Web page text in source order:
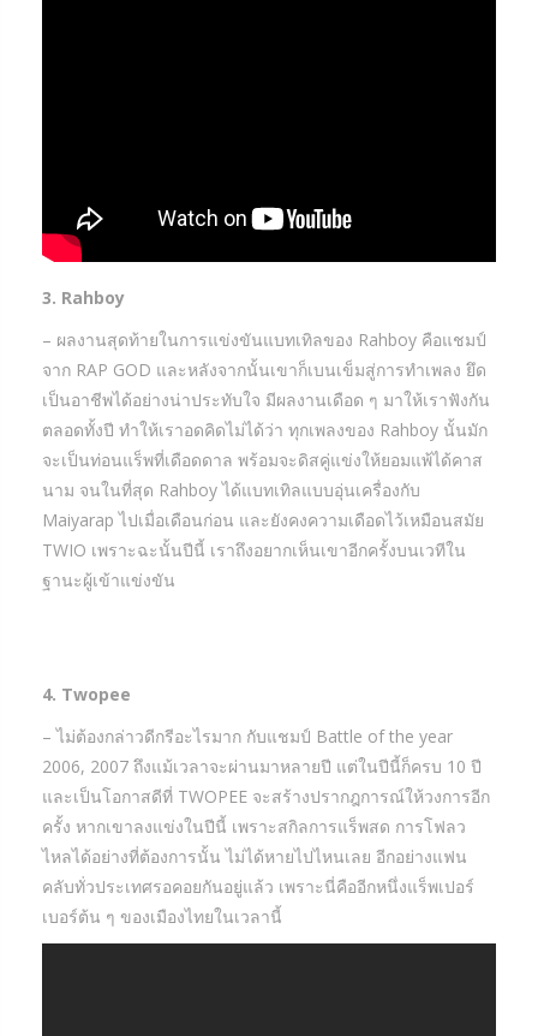
3. Rahboy
– ผลงานสุดท้ายในการแข่งขันแบทเทิลของ Rahboy คือแชมป์
จาก RAP GOD และหลังจากนั้นเขาก็เบนเข็มสู่การทำเพลง ยึด
เป็นอาชีพได้อย่างน่าประทับใจ มีผลงานเดือด ๆ มาให้เราฟังกัน
ตลอดทั้งปี ทำให้เราอดคิดไม่ได้ว่า ทุกเพลงของ Rahboy นั้นมัก
จะเป็นท่อนแร็พที่เดือดดาล พร้อมจะดิสคู่แข่งให้ยอมแพ้ได้คาส
นาม จนในที่สุด Rahboy ได้แบทเทิลแบบอุ่นเครื่องกับ
Maiyarap ไปเมื่อเดือนก่อน และยังคงความเดือดไว้เหมือนสมัย
TWIO เพราะฉะนั้นปีนี้ เราถึงอยากเห็นเขาอีกครั้งบนเวทีใน
ฐานะผู้เข้าแข่งขัน
4. Twopee
– ไม่ต้องกล่าวดีกรีอะไรมาก กับแชมป์ Battle of the year
2006, 2007 ถึงแม้เวลาจะผ่านมาหลายปี แต่ในปีนี้ก็ครบ 10 ปี
และเป็นโอกาสดีที่ TWOPEE จะสร้างปรากฎการณ์ให้วงการอีก
ครั้ง หากเขาลงแข่งในปีนี้ เพราะสกิลการแร็พสด การโฟลว
ไหลได้อย่างที่ต้องการนั้น ไม่ได้หายไปไหนเลย อีกอย่างแฟน
คลับทั่วประเทศรอคอยกันอยู่แล้ว เพราะนี่คืออีกหนึ่งแร็พเปอร์
เบอร์ต้น ๆ ของเมืองไทยในเวลานี้